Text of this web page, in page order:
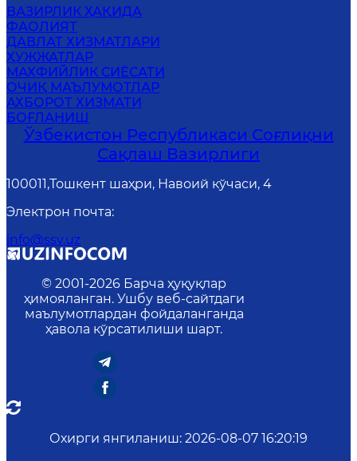
ВАЗИРЛИК ҲАҚИДА
ФАОЛИЯТ
ДАВЛАТ ХИЗМАТЛАРИ
ҲУЖЖАТЛАР
МАХФИЙЛИК СИЁСАТИ
ОЧИҚ МАЪЛУМОТЛАР
АХБОРОТ ХИЗМАТИ
БОҒЛАНИШ
Ўзбекистон Республикаси Соғлиқни
Сақлаш Вазирлиги
100011,Тошкент шаҳри, Навоий кўчаси, 4
Электрон почта:
info@ssv.uz
© 2001-2026 Барча ҳуқуқлар
ҳимояланган. Ушбу веб-сайтдаги
маълумотлардан фойдаланганда
ҳавола кўрсатилиши шарт.
Охирги янгиланиш: 2026-08-07 16:20:19